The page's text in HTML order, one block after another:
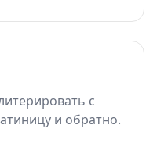
с
и обратно.